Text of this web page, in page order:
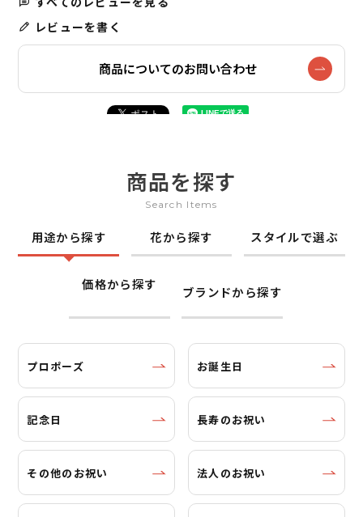
レビューを書く
商品についてのお問い合わせ
商品を探す
Search Items
用途から探す 花から探す スタイルで選ぶ
価格から探す ブランドから探す
プロポーズ お誕生日
記念日 長寿のお祝い
その他のお祝い 法人のお祝い